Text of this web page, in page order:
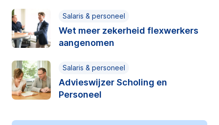
Salaris & personeel
Wet meer zekerheid flexwerkers
aangenomen
Salaris & personeel
Advieswijzer Scholing en
Personeel